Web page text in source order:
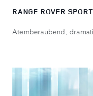
RANGE ROVER SPORT
Atemberaubend,